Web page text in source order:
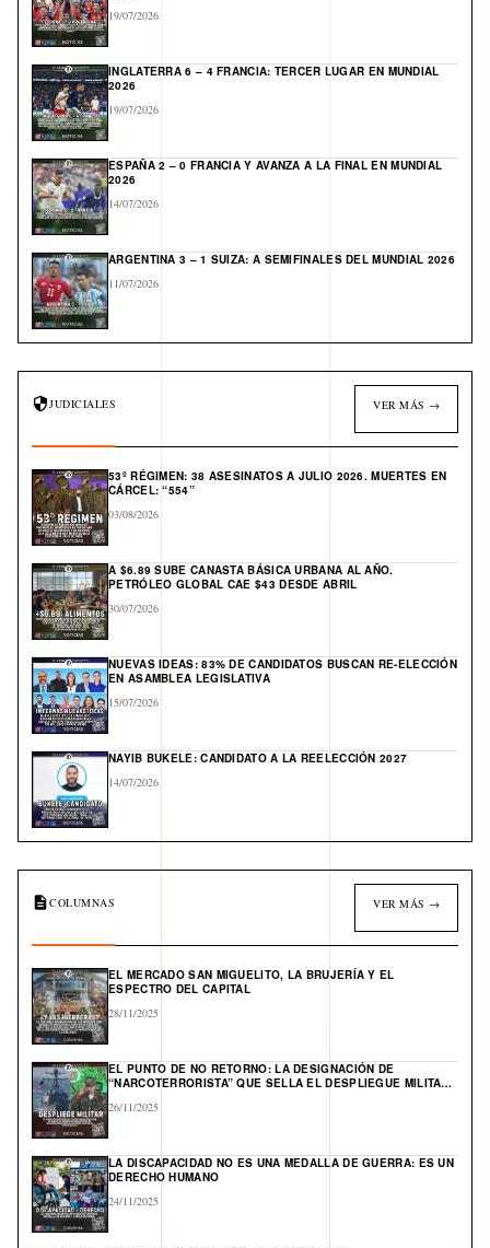
19/07/2026
INGLATERRA 6 – 4 FRANCIA: TERCER LUGAR EN MUNDIAL
2026
19/07/2026
ESPAÑA 2 – 0 FRANCIA Y AVANZA A LA FINAL EN MUNDIAL
2026
14/07/2026
ARGENTINA 3 – 1 SUIZA: A SEMIFINALES DEL MUNDIAL 2026
11/07/2026
JUDICIALES VER MÁS →
53º RÉGIMEN: 38 ASESINATOS A JULIO 2026. MUERTES EN
CÁRCEL: “554”
03/08/2026
A $6.89 SUBE CANASTA BÁSICA URBANA AL AÑO.
PETRÓLEO GLOBAL CAE $43 DESDE ABRIL
30/07/2026
NUEVAS IDEAS: 83% DE CANDIDATOS BUSCAN RE-ELECCIÓN
EN ASAMBLEA LEGISLATIVA
15/07/2026
NAYIB BUKELE: CANDIDATO A LA REELECCIÓN 2027
14/07/2026
COLUMNAS VER MÁS →
EL MERCADO SAN MIGUELITO, LA BRUJERÍA Y EL
ESPECTRO DEL CAPITAL
28/11/2025
EL PUNTO DE NO RETORNO: LA DESIGNACIÓN DE
“NARCOTERRORISTA” QUE SELLA EL DESPLIEGUE MILITAR
26/11/2025
LA DISCAPACIDAD NO ES UNA MEDALLA DE GUERRA: ES UN
DERECHO HUMANO
24/11/2025